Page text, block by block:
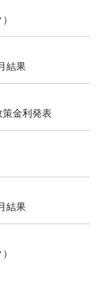
結果
金利発表
結果